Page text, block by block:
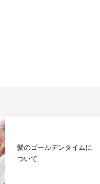
髪のゴールデンタイムに
ついて